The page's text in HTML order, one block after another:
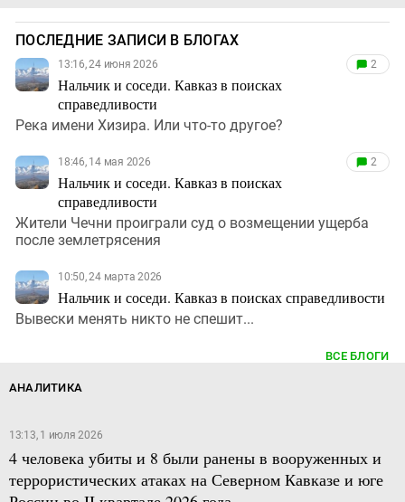
ПОСЛЕДНИЕ ЗАПИСИ В БЛОГАХ
13:16, 24 июня 2026
Нальчик и соседи. Кавказ в поисках
справедливости
2
Река имени Хизира. Или что-то другое?
18:46, 14 мая 2026
Нальчик и соседи. Кавказ в поисках
справедливости
2
Жители Чечни проиграли суд о возмещении ущерба
после землетрясения
10:50, 24 марта 2026
Нальчик и соседи. Кавказ в поисках справедливости
Вывески менять никто не спешит...
ВСЕ БЛОГИ
АНАЛИТИКА
13:13, 1 июля 2026
4 человека убиты и 8 были ранены в вооруженных и
террористических атаках на Северном Кавказе и юге